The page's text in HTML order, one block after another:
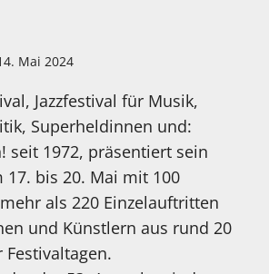
Mai 2024
Jazzfestival für Musik,
Superheldinnen und:
seit 1972, präsentiert sein
17. bis 20. Mai mit 100
als 220 Einzelauftritten
und Künstlern aus rund 20
Festivaltagen.